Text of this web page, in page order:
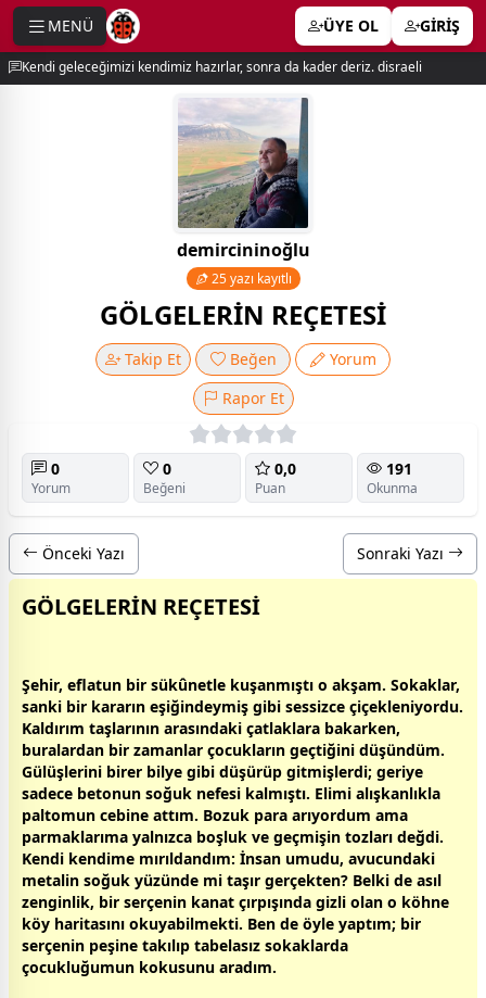
MENÜ ÜYE OL GİRİŞ
Kendi geleceğimizi kendimiz hazırlar, sonra da kader deriz. disraeli
demircininoğlu
25 yazı kayıtlı
GÖLGELERİN REÇETESİ
Takip Et Beğen
Yorum
Rapor Et
0
Yorum
0
Beğeni
0,0
Puan
191
Okunma
Önceki Yazı Sonraki Yazı
GÖLGELERİN REÇETESİ
Şehir, eflatun bir sükûnetle kuşanmıştı o akşam. Sokaklar,
sanki bir kararın eşiğindeymiş gibi sessizce çiçekleniyordu.
Kaldırım taşlarının arasındaki çatlaklara bakarken,
buralardan bir zamanlar çocukların geçtiğini düşündüm.
Gülüşlerini birer bilye gibi düşürüp gitmişlerdi; geriye
sadece betonun soğuk nefesi kalmıştı. Elimi alışkanlıkla
paltomun cebine attım. Bozuk para arıyordum ama
parmaklarıma yalnızca boşluk ve geçmişin tozları değdi.
Kendi kendime mırıldandım: İnsan umudu, avucundaki
metalin soğuk yüzünde mi taşır gerçekten? Belki de asıl
zenginlik, bir serçenin kanat çırpışında gizli olan o köhne
köy haritasını okuyabilmekti. Ben de öyle yaptım; bir
serçenin peşine takılıp tabelasız sokaklarda
çocukluğumun kokusunu aradım.
menu